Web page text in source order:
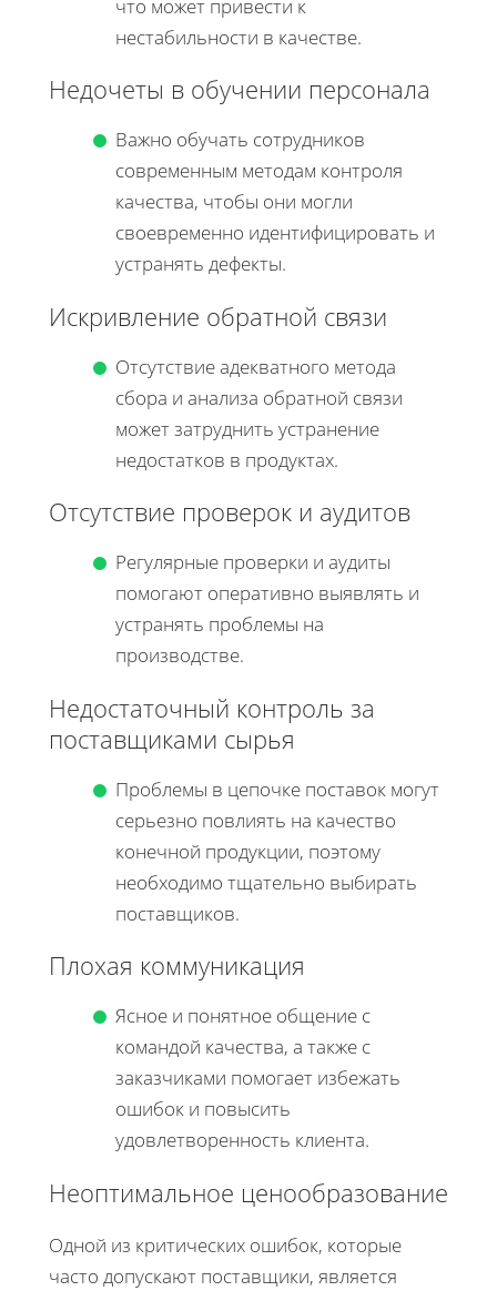
что может привести к
нестабильности в качестве.
Недочеты в обучении персонала
Важно обучать сотрудников
современным методам контроля
качества, чтобы они могли
своевременно идентифицировать и
устранять дефекты.
Искривление обратной связи
Отсутствие адекватного метода
сбора и анализа обратной связи
может затруднить устранение
недостатков в продуктах.
Отсутствие проверок и аудитов
Регулярные проверки и аудиты
помогают оперативно выявлять и
устранять проблемы на
производстве.
Недостаточный контроль за
поставщиками сырья
Проблемы в цепочке поставок могут
серьезно повлиять на качество
конечной продукции, поэтому
необходимо тщательно выбирать
поставщиков.
Плохая коммуникация
Ясное и понятное общение с
командой качества, а также с
заказчиками помогает избежать
ошибок и повысить
удовлетворенность клиента.
Неоптимальное ценообразование
Одной из критических ошибок, которые
часто допускают поставщики, является